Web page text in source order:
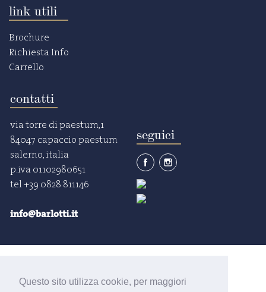
Questo sito utilizza cookie, per maggiori
link utili
Brochure
Richiesta Info
Carrello
contatti
via torre di paestum,1
84047 capaccio paestum
salerno, italia
p.iva 01102980651
tel +39 0828 811146
info@barlotti.it
seguici